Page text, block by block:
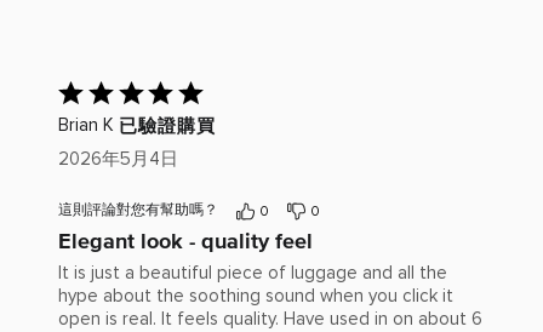
已
出
評
5(滿
為
5)
Brian K 已驗證購買
2026年5月4日
這則評論對您有幫助嗎？ 0 0
Elegant look - quality feel
It is just a beautiful piece of luggage and all the
hype about the soothing sound when you click it
open is real. It feels quality. Have used in on about 6